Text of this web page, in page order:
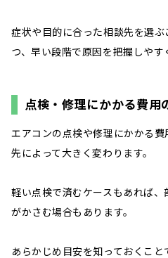
症状や目的に合った相談先を選
つ、早い段階で原因を把握しやす
点検・修理にかかる費用
エアコンの点検や修理にかかる
先によって大きく変わります。
軽い点検で済むケースもあれば
がかさむ場合もあります。
あらかじめ目安を知っておくこ